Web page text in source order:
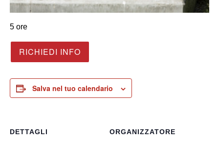
5 ore
RICHIEDI INFO
Salva nel tuo calendario
DETTAGLI ORGANIZZATORE